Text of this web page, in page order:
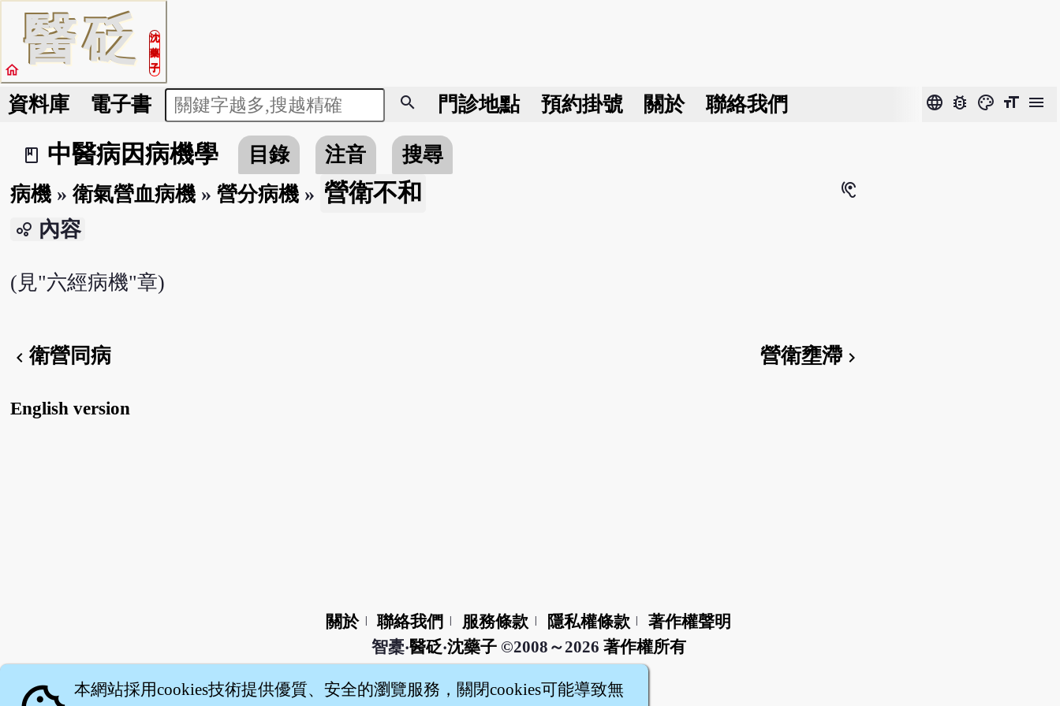
醫砭
沈
藥
子
home
資料庫 電子書 search 門診地點 預約掛號 關於 聯絡我們 language bug_report color_lens format_size menu
book_2
中醫病因病機學 目錄 注音
搜尋
病機» 衛氣營血病機» 營分病機» 營衛不和 hearing
bubble_chart 內容
(見"六經病機"章)
chevron_left 衛營同病 營衛壅滯chevron_right
English version
關於 聯絡我們 服務條款 隱私權條款
著作權聲明
智橐‧醫砭‧沈藥子©2008～2026 著作權所有
本網站採用cookies技術提供優質、安全的瀏覽服務，關閉cookies可能導致無